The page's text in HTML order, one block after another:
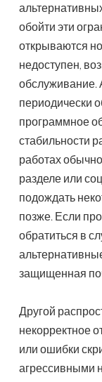
обойти эти
открываются
недоступен,
обслуживание.
периодически
программное
стабильности
работах
разделе или
подождать
позже. Если
обратиться в
защищенная
Другой
некорректное
или ошибки
агрессивными